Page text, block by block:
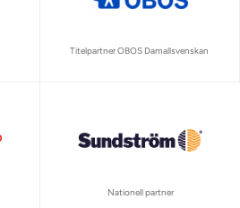
Titelpartner OBOS Damallsvenskan
Nationell partner